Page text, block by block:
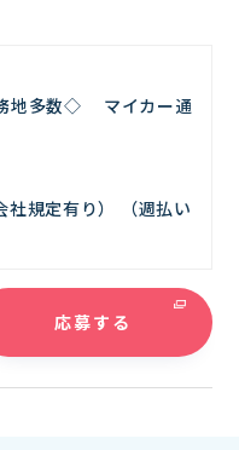
地多数◇ マイカー通
規定有り） （週払い
応募する